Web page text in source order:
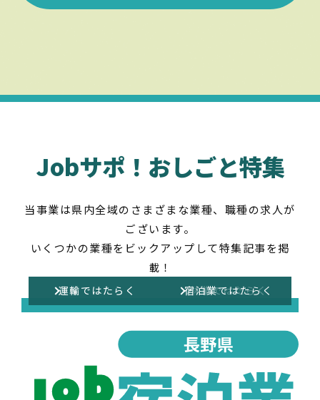
Jobサポ！おしごと特集
当事業は県内全域のさまざまな業種、職種の求人が
ございます。
いくつかの業種をビックアップして特集記事を掲
載！
介護ではたらく 建設ではたらく
農業ではたらく 林業ではたらく
運輸ではたらく 宿泊業ではたらく